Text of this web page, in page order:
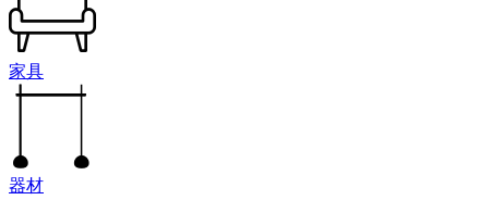
家具
器材